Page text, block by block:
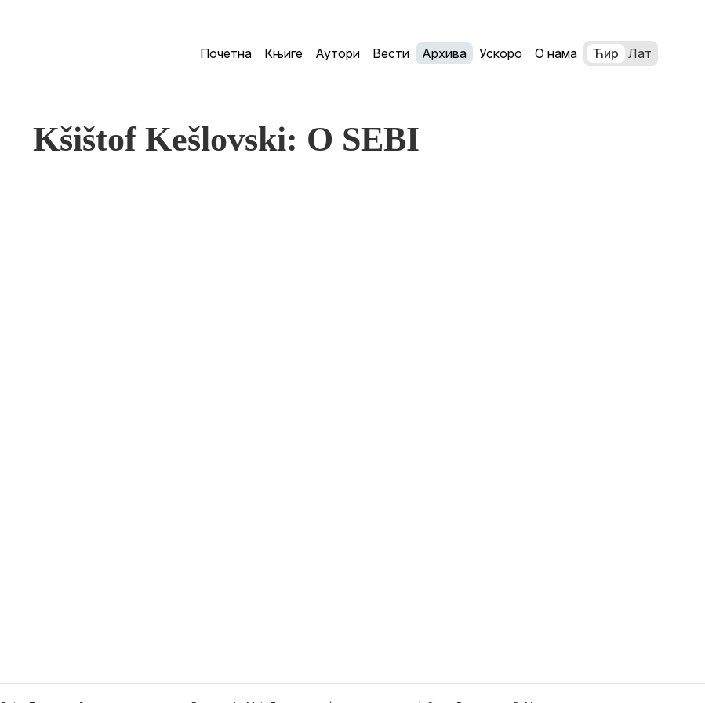
Почетна Књиге Аутори Вести Архива Ускоро О нама Ћир Лат
Kšištof Kešlovski: O SEBI